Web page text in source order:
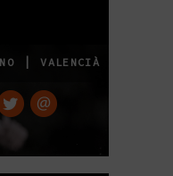
VALENCIÀ
|